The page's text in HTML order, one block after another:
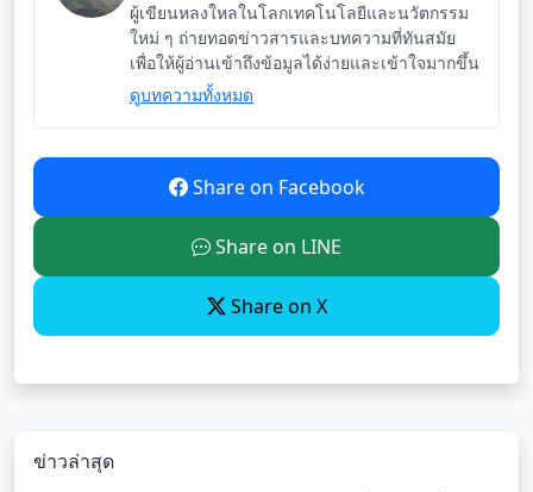
ผู้เขียนหลงใหลในโลกเทคโนโลยีและนวัตกรรม
ใหม่ ๆ ถ่ายทอดข่าวสารและบทความที่ทันสมัย
เพื่อให้ผู้อ่านเข้าถึงข้อมูลได้ง่ายและเข้าใจมากขึ้น
ดูบทความทั้งหมด
Share on Facebook
Share on LINE
Share on X
ข่าวล่าสุด